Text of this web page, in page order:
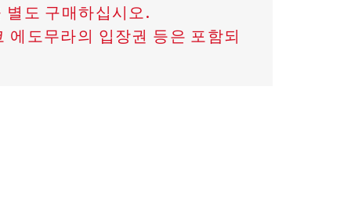
도 구매하십시오.
도무라의 입장권 등은 포함되